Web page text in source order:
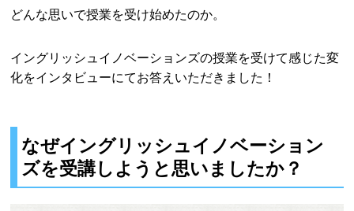
どんな思いで授業を受け始めたのか。
イングリッシュイノベーションズの授業を受けて感じた変
化をインタビューにてお答えいただきました！
なぜイングリッシュイノベーション
ズを受講しようと思いましたか？